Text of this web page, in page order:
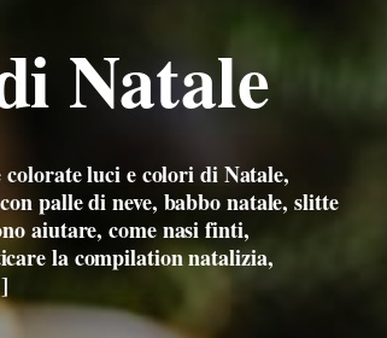
Natale
luci e colori di Natale,
palle di neve, babbo natale, slitte
aiutare, come nasi finti,
la compilation natalizia,